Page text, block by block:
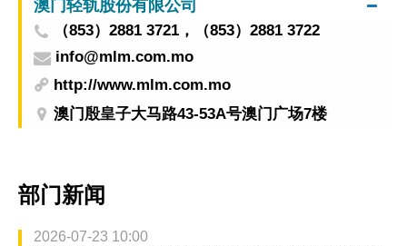
澳门轻轨股份有限公司
（853）2881 3721，（853）2881 3722
info@mlm.com.mo
http://www.mlm.com.mo
澳门殷皇子大马路43-53A号澳门广场7楼
部门新闻
2026-07-23 10:00